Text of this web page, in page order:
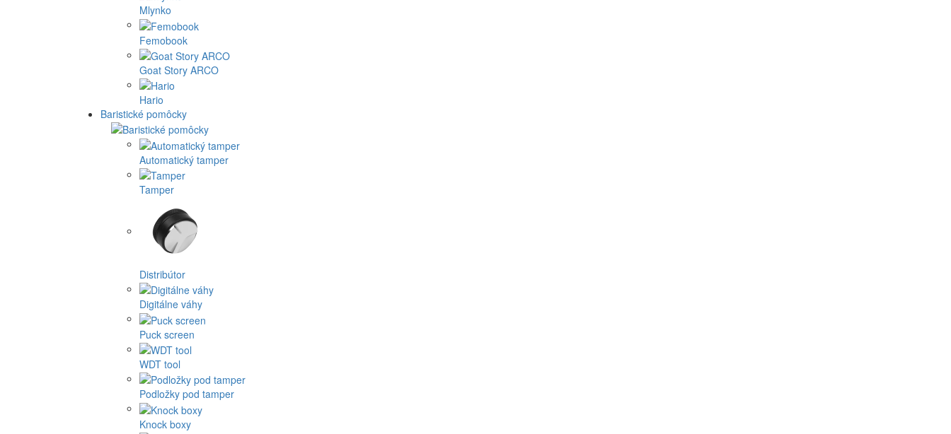
Mlynko
Femobook
Goat Story ARCO
Hario
Baristické pomôcky
Automatický tamper
Tamper
Distribútor
Digitálne váhy
Puck screen
WDT tool
Podložky pod tamper
Knock boxy